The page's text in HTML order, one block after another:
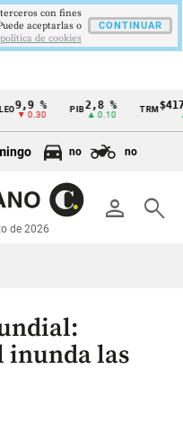
9,9 %
▼ 0.30
PIB2,8 %
▲ 0.10
TRM
▲
no no
person search
de 2026
inunda las
con fines
aceptarlas o
politica de cookies
CONTINUAR